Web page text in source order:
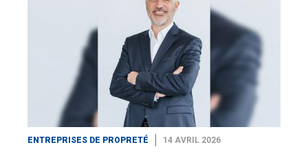
ENTREPRISES DE PROPRETÉ 14 AVRIL 2026